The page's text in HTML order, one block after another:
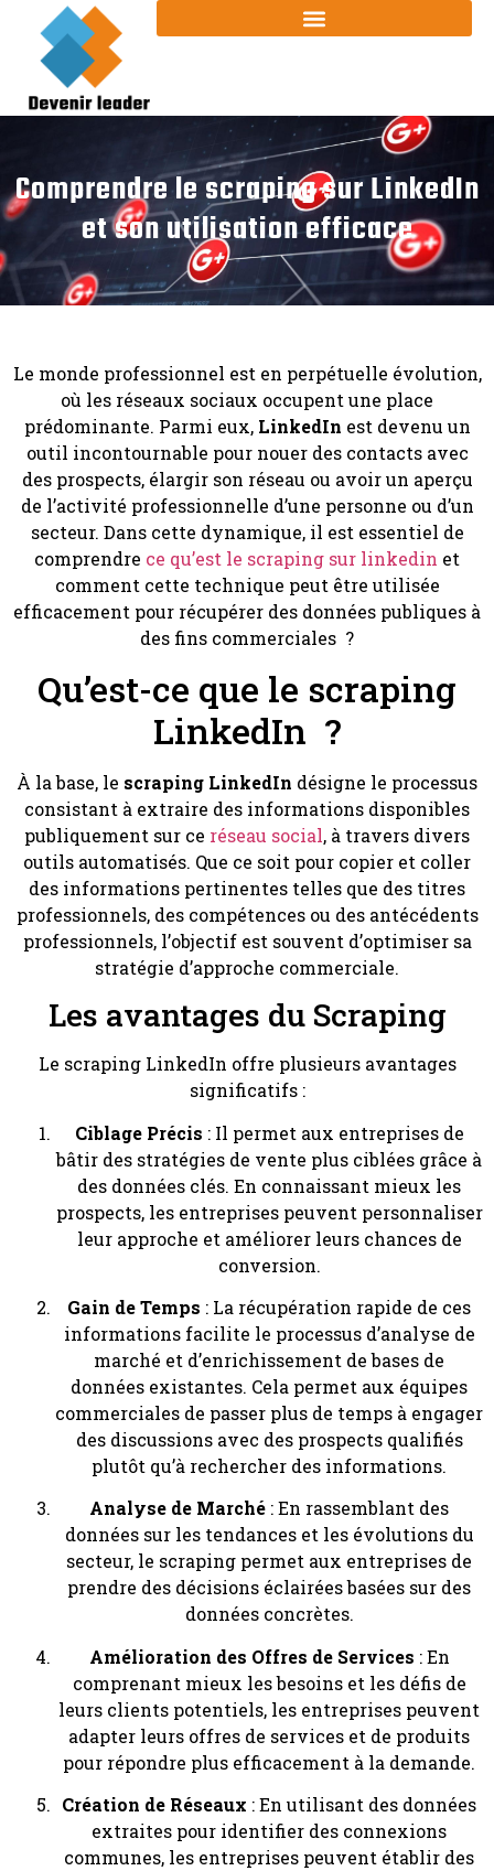
Comprendre le scraping sur LinkedIn
et son utilisation efficace
Le monde professionnel est en perpétuelle évolution,
où les réseaux sociaux occupent une place
prédominante. Parmi eux, LinkedIn est devenu un
outil incontournable pour nouer des contacts avec
des prospects, élargir son réseau ou avoir un aperçu
de l’activité professionnelle d’une personne ou d’un
secteur. Dans cette dynamique, il est essentiel de
comprendre ce qu’est le scraping sur linkedin et
comment cette technique peut être utilisée
efficacement pour récupérer des données publiques à
des fins commerciales ?
Qu’est-ce que le scraping
LinkedIn ?
À la base, le scraping LinkedIn désigne le processus
consistant à extraire des informations disponibles
publiquement sur ce réseau social, à travers divers
outils automatisés. Que ce soit pour copier et coller
des informations pertinentes telles que des titres
professionnels, des compétences ou des antécédents
professionnels, l’objectif est souvent d’optimiser sa
stratégie d’approche commerciale.
Les avantages du Scraping
Le scraping LinkedIn offre plusieurs avantages
significatifs :
Ciblage Précis : Il permet aux entreprises de
bâtir des stratégies de vente plus ciblées grâce à
des données clés. En connaissant mieux les
prospects, les entreprises peuvent personnaliser
leur approche et améliorer leurs chances de
conversion.
Gain de Temps : La récupération rapide de ces
informations facilite le processus d’analyse de
marché et d’enrichissement de bases de
données existantes. Cela permet aux équipes
commerciales de passer plus de temps à engager
des discussions avec des prospects qualifiés
plutôt qu’à rechercher des informations.
Analyse de Marché : En rassemblant des
données sur les tendances et les évolutions du
secteur, le scraping permet aux entreprises de
prendre des décisions éclairées basées sur des
données concrètes.
Amélioration des Offres de Services : En
comprenant mieux les besoins et les défis de
leurs clients potentiels, les entreprises peuvent
adapter leurs offres de services et de produits
pour répondre plus efficacement à la demande.
Création de Réseaux : En utilisant des données
extraites pour identifier des connexions
communes, les entreprises peuvent établir des